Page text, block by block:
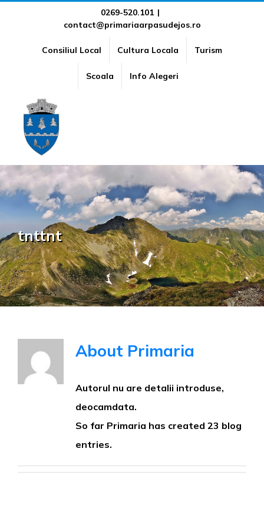
0269-520.101 |
contact@primariaarpasudejos.ro
Consiliul Local Cultura Locala Turism
Scoala Info Alegeri
tnttnt
About Primaria
Autorul nu are detalii introduse,
deocamdata.
So far Primaria has created 23 blog
entries.